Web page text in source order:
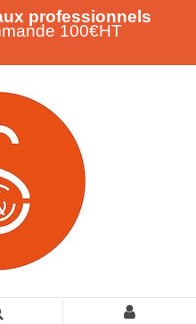
professionnels
100€HT